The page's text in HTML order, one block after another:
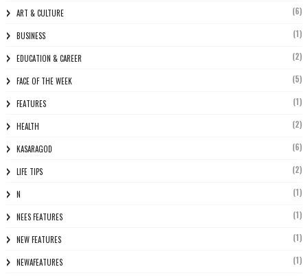
ART & CULTURE (6)
BUSINESS (1)
EDUCATION & CAREER (2)
FACE OF THE WEEK (5)
FEATURES (1)
HEALTH (2)
KASARAGOD (6)
LIFE TIPS (2)
N (1)
NEES FEATURES (1)
NEW FEATURES (1)
NEWAFEATURES (1)